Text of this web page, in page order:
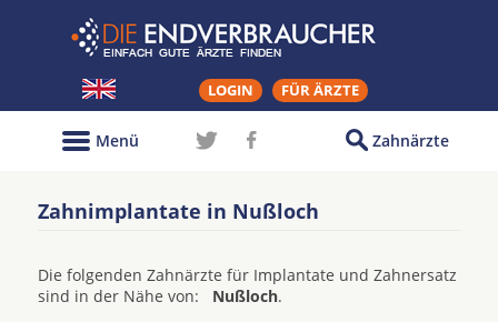
LOGIN FÜR ÄRZTE
Zahnärzte
Menü
Zahnimplantate in Nußloch
Die folgenden Zahnärzte für Implantate und Zahnersatz
sind in der Nähe von: Nußloch.